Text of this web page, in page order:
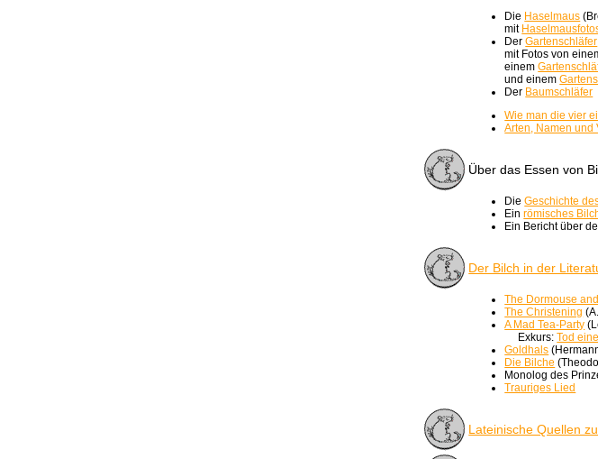
Die Haselmaus
mit
DerGartenschläfer
mit Fotos von
einem
und einem
Der Baumschläfer
Wie man die vier
Arten, Namen und
Über das Essen von
DieGeschichte
Einrömisches
Ein Bericht über
Der Bilch in der
The Dormouse
The Christening
A Mad Tea-Party
Exkurs:Tod
Goldhals
Die Bilche
Monolog des
Trauriges Lied
Lateinische Quellen